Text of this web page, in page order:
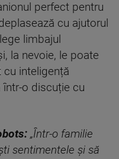
perfect pentru
cu ajutorul
limbajul
la nevoie, le poate
inteligență
o discuție cu
„Într-o familie
sentimentele și să